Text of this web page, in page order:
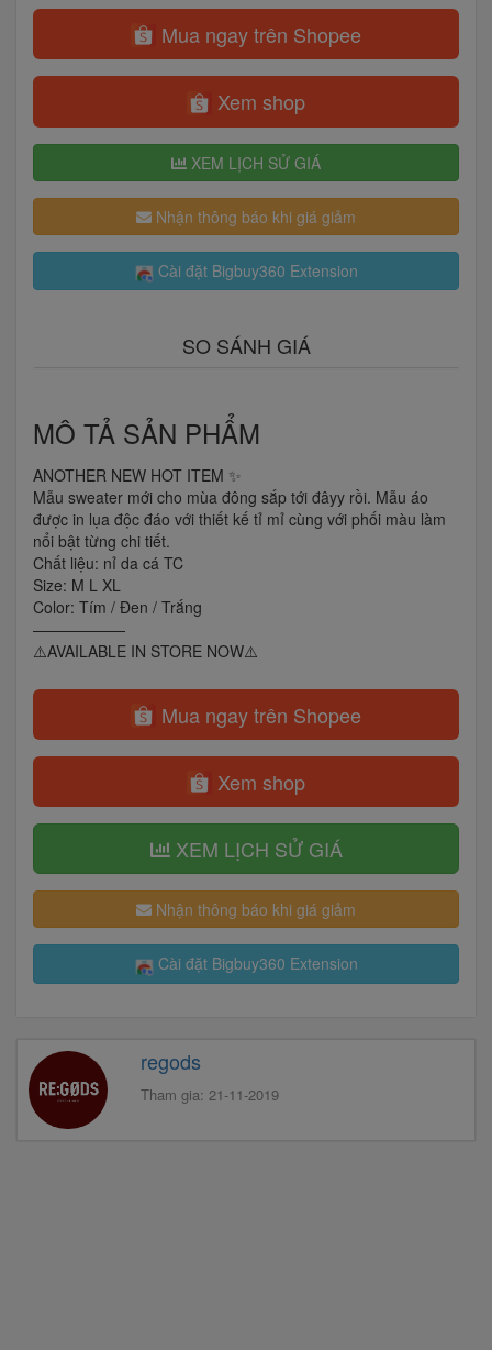
Mua ngay trên Shopee
Xem shop
XEM LỊCH SỬ GIÁ
Nhận thông báo khi giá giảm
Cài đặt Bigbuy360 Extension
SO SÁNH GIÁ
MÔ TẢ SẢN PHẨM
ANOTHER NEW HOT ITEM ✨
Mẫu sweater mới cho mùa đông sắp tới đâyy rồi. Mẫu áo
được in lụa độc đáo với thiết kế tỉ mỉ cùng với phối màu làm
nổi bật từng chi tiết.
Chất liệu: nỉ da cá TC
Size: M L XL
Color: Tím / Đen / Trắng
——————
⚠️AVAILABLE IN STORE NOW⚠️
Mua ngay trên Shopee
Xem shop
XEM LỊCH SỬ GIÁ
Nhận thông báo khi giá giảm
Cài đặt Bigbuy360 Extension
regods
Tham gia: 21-11-2019